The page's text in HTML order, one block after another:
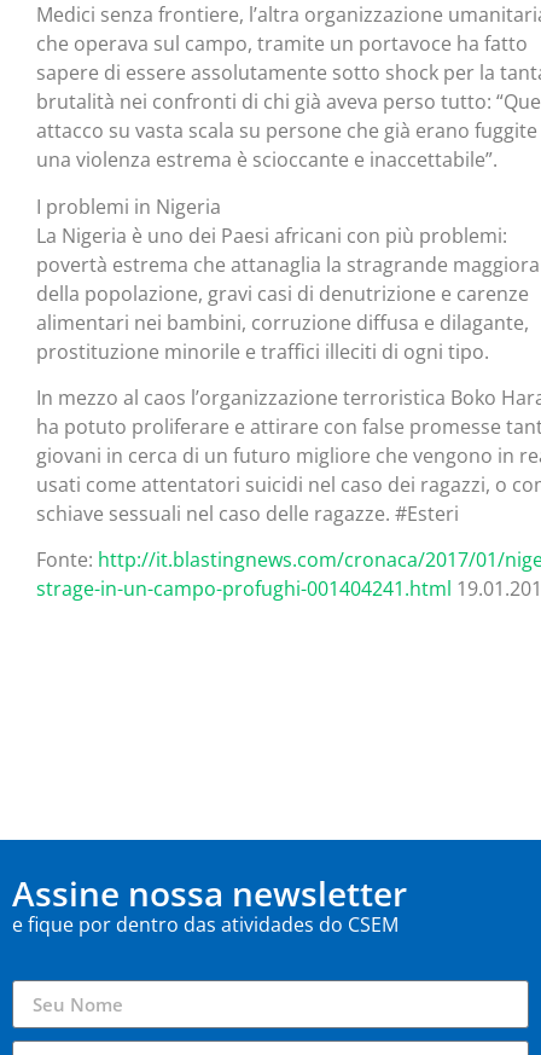
Medici senza frontiere, l’altra organizzazione
che operava sul campo, tramite un portavoce ha fatto
sapere di essere assolutamente sotto shock per la
brutalità nei confronti di chi già aveva perso tutto:
attacco su vasta scala su persone che già erano
una violenza estrema è scioccante e inaccettabile”.
I problemi in Nigeria
La Nigeria è uno dei Paesi africani con più problemi:
povertà estrema che attanaglia la stragrande
della popolazione, gravi casi di denutrizione e carenze
alimentari nei bambini, corruzione diffusa e dilagante,
prostituzione minorile e traffici illeciti di ogni tipo.
In mezzo al caos l’organizzazione terroristica Boko
ha potuto proliferare e attirare con false promesse
giovani in cerca di un futuro migliore che vengono in
usati come attentatori suicidi nel caso dei ragazzi, o
schiave sessuali nel caso delle ragazze. #Esteri
Fonte: http://it.blastingnews.com/cronaca/2017/01/
strage-in-un-campo-profughi-001404241.html
Assine nossa newsletter
e fique por dentro das atividades do CSEM